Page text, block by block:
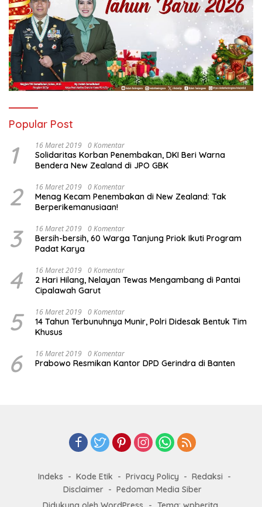
Popular Post
1 16 Maret 2019 0 Komentar
Solidaritas Korban Penembakan, DKI Beri Warna
Bendera New Zealand di JPO GBK
2 16 Maret 2019 0 Komentar
Menag Kecam Penembakan di New Zealand: Tak
Berperikemanusiaan!
3 16 Maret 2019 0 Komentar
Bersih-bersih, 60 Warga Tanjung Priok Ikuti Program
Padat Karya
4 16 Maret 2019 0 Komentar
2 Hari Hilang, Nelayan Tewas Mengambang di Pantai
Cipalawah Garut
5 16 Maret 2019 0 Komentar
14 Tahun Terbunuhnya Munir, Polri Didesak Bentuk Tim
Khusus
6 16 Maret 2019 0 Komentar
Prabowo Resmikan Kantor DPD Gerindra di Banten
Indeks Kode Etik Privacy Policy
Redaksi
Disclaimer
Pedoman Media Siber